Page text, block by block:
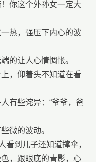
你这个外孙女一定大
热，强压下内心的波
的让人心情惆怅。
，仰着头不知道在看
有些诧异：“爷爷，爸
微的波动。
看到儿子还知道撑伞，
，跟眼底的青影，心